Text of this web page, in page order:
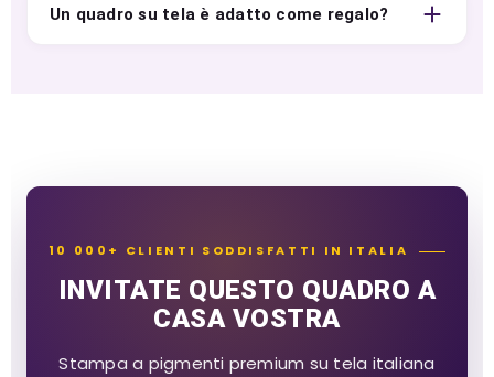
Un quadro su tela è adatto come regalo?
10 000+ CLIENTI SODDISFATTI IN ITALIA
INVITATE QUESTO QUADRO A
CASA VOSTRA
Stampa a pigmenti premium su tela italiana